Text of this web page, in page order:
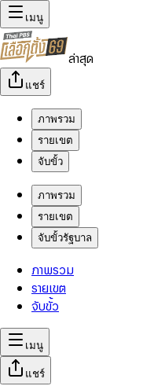
เมนู
ล่าสุด
แชร์
ภาพรวม
รายเขต
จับขั้ว
ภาพรวม
รายเขต
จับขั้วรัฐบาล
ภาพรวม
รายเขต
จับขั้ว
เมนู
แชร์